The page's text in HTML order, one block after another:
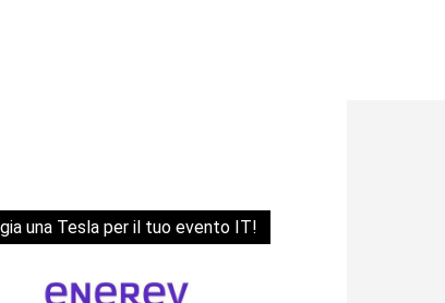
una Tesla per il tuo evento IT!